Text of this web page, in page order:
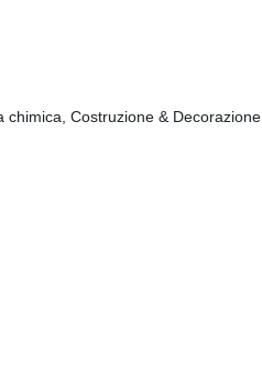
Costruzione & Decorazione